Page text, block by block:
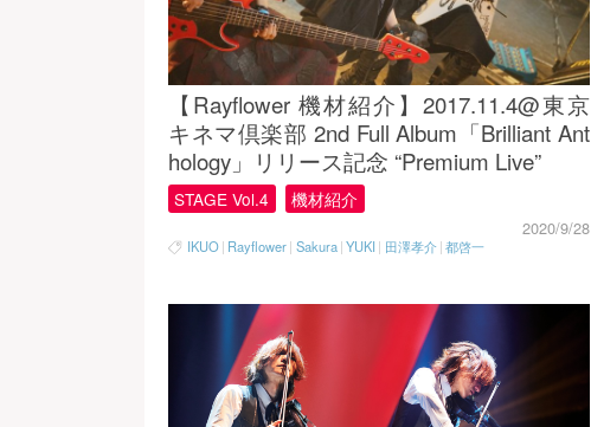
【Rayflower 機材紹介】2017.11.4@東京
キネマ倶楽部 2nd Full Album「Brilliant Ant
hology」リリース記念 “Premium Live”
STAGE Vol.4 機材紹介
2020/9/28
IKUO | Rayflower| Sakura |YUKI| 田澤孝介 |都啓一